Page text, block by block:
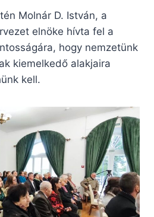
Molnár D. István, a
elnöke hívta fel a
hogy nemzetünk
kiemelkedő alakjaira
kell.